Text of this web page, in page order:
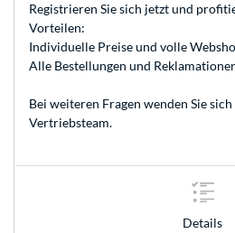
Registrieren Sie sich jetzt und
Vorteilen:
Individuelle Preise und volle
Alle Bestellungen und
Bei weiteren Fragen wenden Sie
Vertriebsteam.
Details